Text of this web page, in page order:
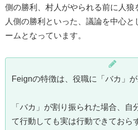
側の勝利、村人がやられる前に人狼
人側の勝利といった、議論を中心
ームとなっています。
Feignの特徴は、役職に「バカ」が
「バカ」が割り振られた場合、自
て行動しても実は行動できておら